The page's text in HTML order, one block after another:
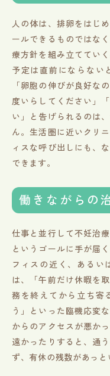
人の体は、排卵をはじ
ールできるものではな
療方針を組み立ててい
予定は直前にならない
「卵胞の伸びが良好な
度いらしてください」
い」と告げられるのは
ん。生活圏に近いクリ
ィスな呼び出しにも、
できます。
働きながらの
仕事と並行して不妊治
というゴールに手が届
フィスの近く、あるい
は、「午前だけ休暇を
務を終えてから立ち寄
う」といった臨機応変
からのアクセスが悪か
遠かったりすると、通
ず、有休の残数があっと